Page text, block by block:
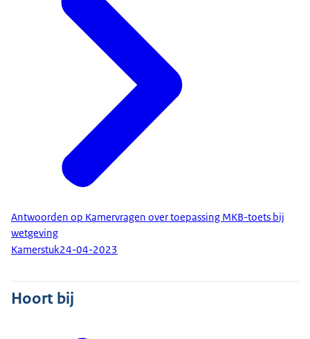
Antwoorden op Kamervragen over toepassing MKB-toets bij
wetgeving
Kamerstuk24-04-2023
Hoort bij